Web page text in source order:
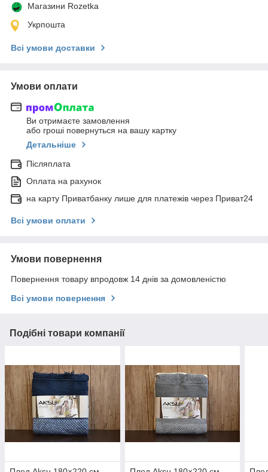
Магазини Rozetka
Укрпошта
Всі умови доставки
Умови оплати
Ви отримаєте замовлення
або гроші повернуться на вашу картку
Детальніше
Післяплата
Оплата на рахунок
на карту Приватбанку лише для платежів через Приват24
Всі умови оплати
Умови повернення
Повернення товару впродовж 14 днів за домовленістю
Всі умови повернення
Подібні товари компанії